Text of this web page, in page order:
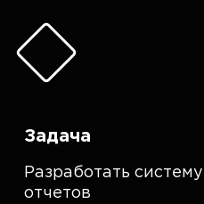
Задача
Разработать
отчетов